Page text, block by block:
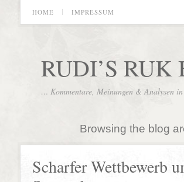
HOME IMPRESSUM
RUDI’S RUK
… Kommentare, Meinungen & Analysen
Browsing the blog
Scharfer Wettbewerb